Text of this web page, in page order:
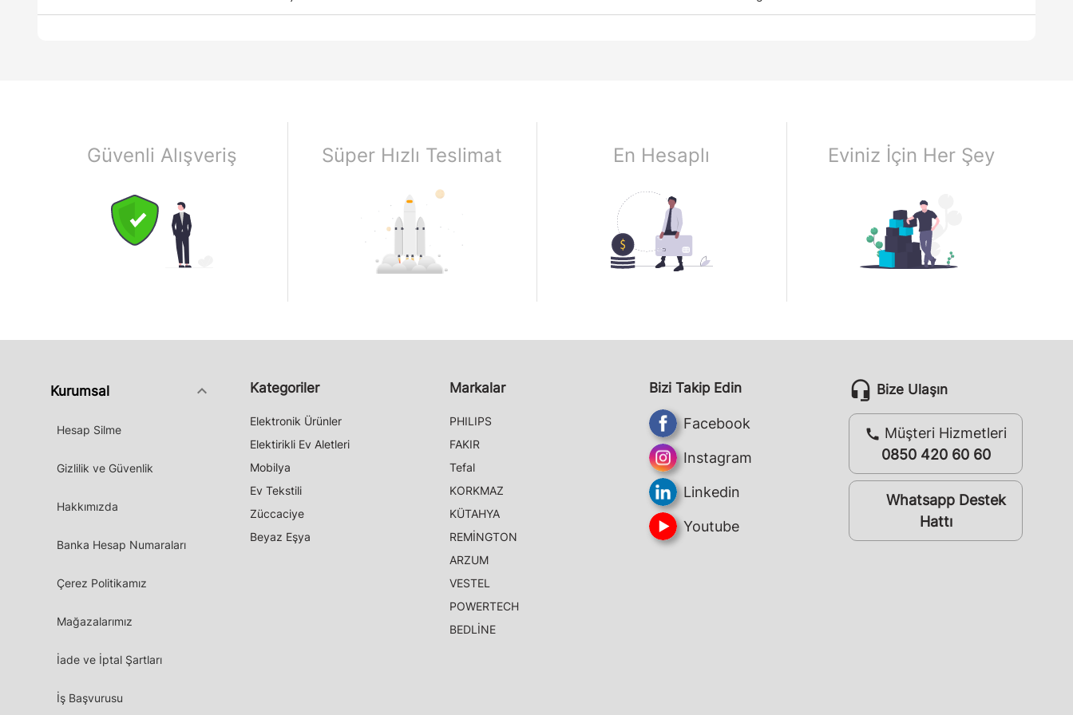
Güvenli Alışveriş Süper Hızlı Teslimat En Hesaplı Eviniz İçin Her Şey
Kurumsal keyboard_arrow_down
Hesap Silme
Gizlilik ve Güvenlik
Hakkımızda
Banka Hesap Numaraları
Çerez Politikamız
Mağazalarımız
İade ve İptal Şartları
İş Başvurusu
Kategoriler
Elektronik Ürünler
Elektirikli Ev Aletleri
Mobilya
Ev Tekstili
Züccaciye
Beyaz Eşya
Markalar
PHILIPS
FAKIR
Tefal
KORKMAZ
KÜTAHYA
REMİNGTON
ARZUM
VESTEL
POWERTECH
BEDLİNE
Bizi Takip Edin
Facebook
Instagram
Linkedin
Youtube
headset_mic Bize Ulaşın
call Müşteri Hizmetleri
0850 420 60 60
whatsappWhatsapp Destek
Hattı